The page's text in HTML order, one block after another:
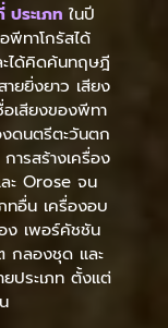
ระเภท ในปี
ทาโกรัสได้
ะได้คิดค้นทฤษฎี
ยยิ่งยาว เสียง
เสียงของพีทา
งดนตรีตะวันตก
ารสร้างเครื่อง
ะ Orose จน
ทอื่น เครื่องอบ
ง เพอร์คัชชัน
กลองชุด และ
ประเภท ตั้งแต่